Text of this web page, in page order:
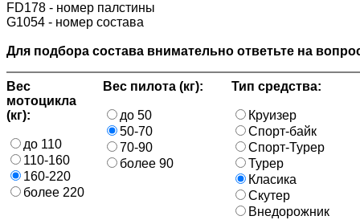
FD178 - номер палстины
G1054 - номер состава
Для подбора состава внимательно ответьте на
Вес
мотоцикла
(кг):
до 110
110-160
160-220
более 220
Вес пилота (кг):
до 50
50-70
70-90
более 90
Тип средства:
Круизер
Спорт-байк
Спорт-Турер
Турер
Класика
Скутер
Внедорожник